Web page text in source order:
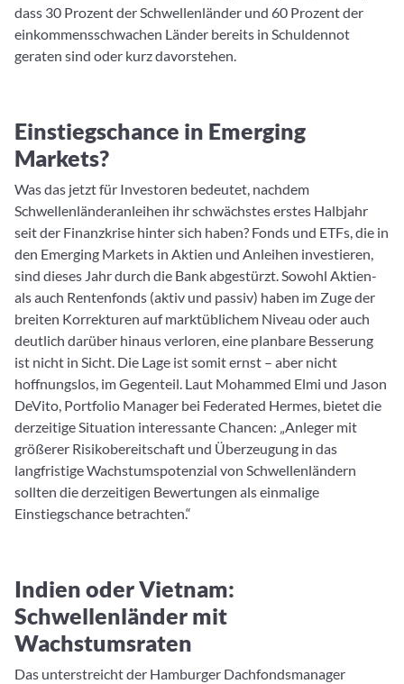
dass 30 Prozent der Schwellenländer und 60 Prozent der
einkommensschwachen Länder bereits in Schuldennot
geraten sind oder kurz davorstehen.
Einstiegschance in Emerging
Markets?
Was das jetzt für Investoren bedeutet, nachdem
Schwellenländeranleihen ihr schwächstes erstes Halbjahr
seit der Finanzkrise hinter sich haben? Fonds und ETFs, die in
den Emerging Markets in Aktien und Anleihen investieren,
sind dieses Jahr durch die Bank abgestürzt. Sowohl Aktien-
als auch Rentenfonds (aktiv und passiv) haben im Zuge der
breiten Korrekturen auf marktüblichem Niveau oder auch
deutlich darüber hinaus verloren, eine planbare Besserung
ist nicht in Sicht. Die Lage ist somit ernst – aber nicht
hoffnungslos, im Gegenteil. Laut Mohammed Elmi und Jason
DeVito, Portfolio Manager bei Federated Hermes, bietet die
derzeitige Situation interessante Chancen: „Anleger mit
größerer Risikobereitschaft und Überzeugung in das
langfristige Wachstumspotenzial von Schwellenländern
sollten die derzeitigen Bewertungen als einmalige
Einstiegschance betrachten.“
Indien oder Vietnam:
Schwellenländer mit
Wachstumsraten
Das unterstreicht der Hamburger Dachfondsmanager